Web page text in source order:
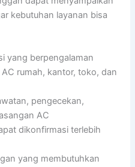
kebutuhan layanan bisa
yang berpengalaman
rumah, kantor, toko, dan
pengecekan,
AC
dikonfirmasi terlebih
yang membutuhkan